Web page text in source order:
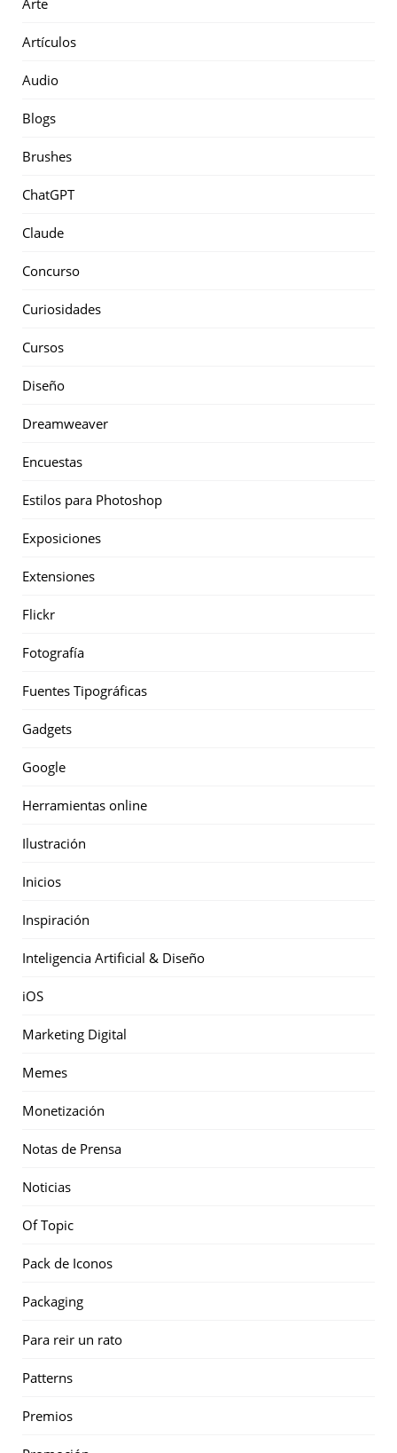
Arte
Artículos
Audio
Blogs
Brushes
ChatGPT
Claude
Concurso
Curiosidades
Cursos
Diseño
Dreamweaver
Encuestas
Estilos para Photoshop
Exposiciones
Extensiones
Flickr
Fotografía
Fuentes Tipográficas
Gadgets
Google
Herramientas online
Ilustración
Inicios
Inspiración
Inteligencia Artificial & Diseño
iOS
Marketing Digital
Memes
Monetización
Notas de Prensa
Noticias
Of Topic
Pack de Iconos
Packaging
Para reir un rato
Patterns
Premios